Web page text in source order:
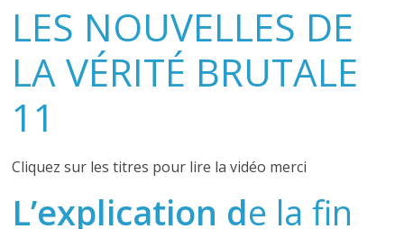
LES NOUVELLES DE
LA VÉRITÉ BRUTALE
11
Cliquez sur les titres pour lire la vidéo merci
L’explication de la fin